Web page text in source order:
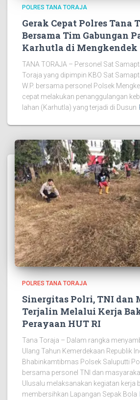
POLRES TANA TORAJA
Gerak Cepat Polres Tana
Bersama Tim Gabungan
Karhutla di Mengkendek
TANA TORAJA – Personel Sat
Toraja yang dipimpin KBO Sat
W.P. bersama personel Polsek
cepat melakukan penanggulangan
lahan (Karhutla) yang terjadi di Dusun
POLRES TANA TORAJA
Sinergitas Polri, TNI dan
Terjalin Melalui Kerja
Perayaan HUT RI
Tana Toraja – Dalam rangka
Ulang Tahun Kemerdekaan Republik
Bhabinkamtibmas Polsek Saluputti
bersama personel TNI dan
Ulusalu melaksanakan kegiatan kerja
membersihkan Lapangan Sepak Bola